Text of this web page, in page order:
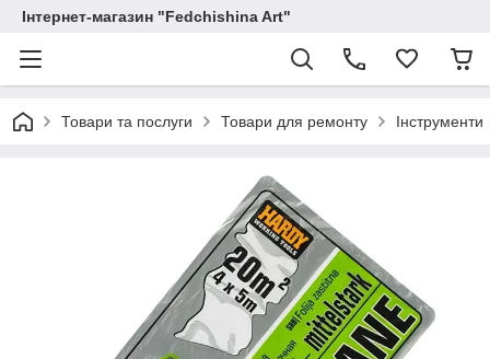
Інтернет-магазин "Fedchishina Art"
Товари та послуги Товари для ремонту Інструменти